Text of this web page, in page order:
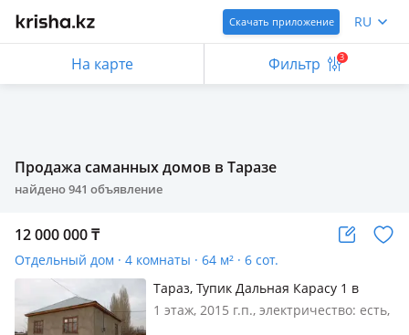
Скачать приложение RU
На карте Фильтр 3
Продажа саманных домов в Таразе
найдено941 объявление
12 000 000₸
Отдельный дом · 4 комнаты · 64 м² · 6 сот.
Тараз, Тупик Дальная Карасу 1 в
1 этаж, 2015 г.п., электричество: есть,